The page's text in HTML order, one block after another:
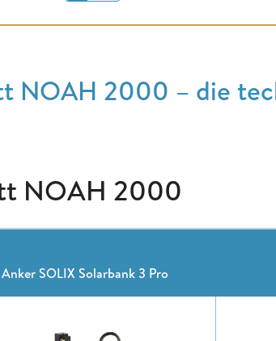
NOAH 2000 – die
NOAH 2000
Anker SOLIX Solarbank 3 Pro